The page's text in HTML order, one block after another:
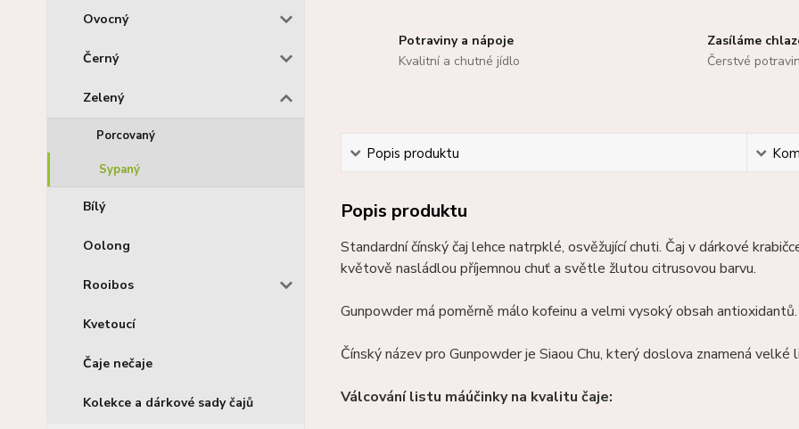
Ovocný
Černý
Zelený
Porcovaný
Sypaný
Bílý
Oolong
Rooibos
Kvetoucí
Čaje nečaje
Kolekce a dárkové sady čajů
Potraviny a nápoje
Kvalitní a chutné jídlo
Zasíláme
Čerstvé
Popis produktu
Popis produktu
Standardní čínský čaj lehce natrpklé, osvěžující chuti. Čaj v dárkové
květově nasládlou příjemnou chuť a světle žlutou citrusovou barvu.
Gunpowder má poměrně málo kofeinu a velmi vysoký obsah antioxidantů.
Čínský název pro Gunpowder je Siaou Chu, který doslova znamená velké
Válcování listu máúčinky na kvalitu čaje: